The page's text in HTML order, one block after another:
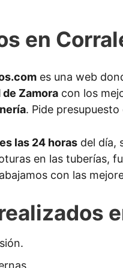
en
es una web
Zamora con los
. Pide
las 24 horas del día,
en las tuberías,
con las